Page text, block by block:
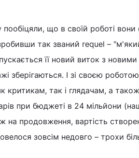
що в своїй роботі
так званий requel –
її новий виток з
зберігаються. І зі своєю
критикам, так і глядачам, а
при бюджеті в 24 мільйони
на продовження, вартість
зовсім недовго – трохи